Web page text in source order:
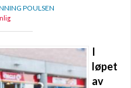
POULSEN
I
løpet
av